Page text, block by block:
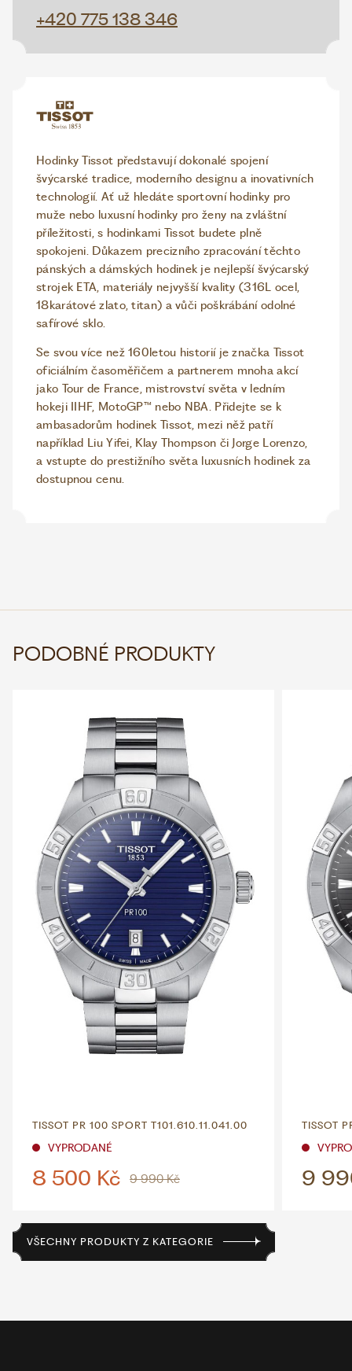
+420 775 138 346
Hodinky Tissot představují dokonalé spojení
švýcarské tradice, moderního designu a inovativních
technologií. Ať už hledáte sportovní hodinky pro
muže nebo luxusní hodinky pro ženy na zvláštní
příležitosti, s hodinkami Tissot budete plně
spokojeni. Důkazem precizního zpracování těchto
pánských a dámských hodinek je nejlepší švýcarský
strojek ETA, materiály nejvyšší kvality (316L ocel,
18karátové zlato, titan) a vůči poškrábání odolné
safírové sklo.
Se svou více než 160letou historií je značka Tissot
oficiálním časoměřičem a partnerem mnoha akcí
jako Tour de France, mistrovství světa v ledním
hokeji IIHF, MotoGP™ nebo NBA. Přidejte se k
ambasadorům hodinek Tissot, mezi něž patří
například Liu Yifei, Klay Thompson či Jorge Lorenzo,
a vstupte do prestižního světa luxusních hodinek za
dostupnou cenu.
PODOBNÉ PRODUKTY
TISSOT PR 100 SPORT T101.610.11.041.00
VYPRODANÉ
8 500 Kč 9 990 Kč
TISSOT
9
VŠECHNY PRODUKTY Z KATEGORIE